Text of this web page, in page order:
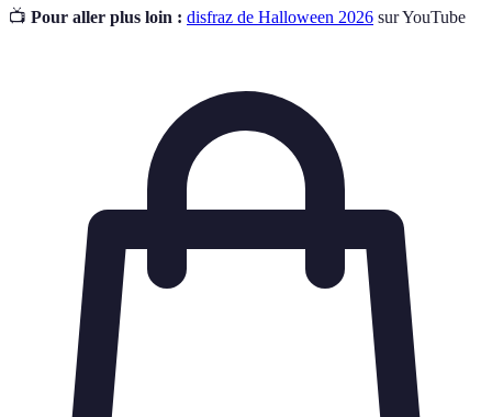
📺 Pour aller plus loin : disfraz de Halloween 2026 sur YouTube